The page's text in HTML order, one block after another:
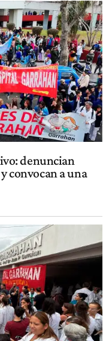
denuncian
convocan a una